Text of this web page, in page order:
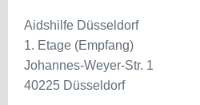
Aidshilfe Düsseldorf
1. Etage (Empfang)
Johannes-Weyer-Str. 1
40225 Düsseldorf